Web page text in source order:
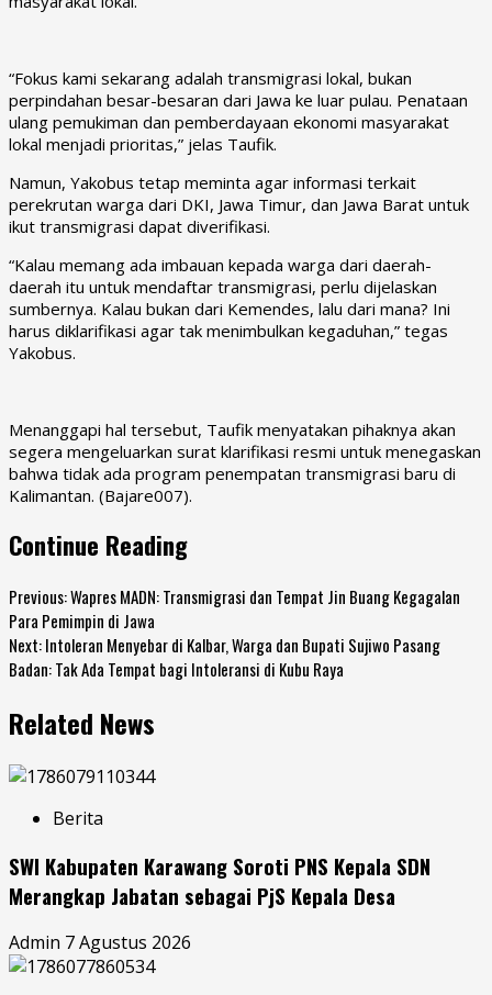
“Fokus kami sekarang adalah transmigrasi lokal, bukan
perpindahan besar-besaran dari Jawa ke luar pulau. Penataan
ulang pemukiman dan pemberdayaan ekonomi masyarakat
lokal menjadi prioritas,” jelas Taufik.
Namun, Yakobus tetap meminta agar informasi terkait
perekrutan warga dari DKI, Jawa Timur, dan Jawa Barat untuk
ikut transmigrasi dapat diverifikasi.
“Kalau memang ada imbauan kepada warga dari daerah-
daerah itu untuk mendaftar transmigrasi, perlu dijelaskan
sumbernya. Kalau bukan dari Kemendes, lalu dari mana? Ini
harus diklarifikasi agar tak menimbulkan kegaduhan,” tegas
Yakobus.
Menanggapi hal tersebut, Taufik menyatakan pihaknya akan
segera mengeluarkan surat klarifikasi resmi untuk menegaskan
bahwa tidak ada program penempatan transmigrasi baru di
Kalimantan. (Bajare007).
Continue Reading
Previous:Wapres MADN: Transmigrasi dan Tempat Jin Buang Kegagalan
Para Pemimpin di Jawa
Next:Intoleran Menyebar di Kalbar, Warga dan Bupati Sujiwo Pasang
Badan: Tak Ada Tempat bagi Intoleransi di Kubu Raya
Related News
Berita
SWI Kabupaten Karawang Soroti PNS Kepala SDN
Merangkap Jabatan sebagai PjS Kepala Desa
Admin 7 Agustus 2026